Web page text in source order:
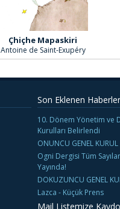
Çhiçhe Mapaskiri
Antoine de Saint-Exupéry
Son Eklenen Haberler
10. Dönem Yönetim ve
Kurulları Belirlendi
ONUNCU GENEL KURUL
Ogni Dergisi Tüm
Yayında!
DOKUZUNCU GENEL
Lazca - Küçük Prens
Mail Listemize